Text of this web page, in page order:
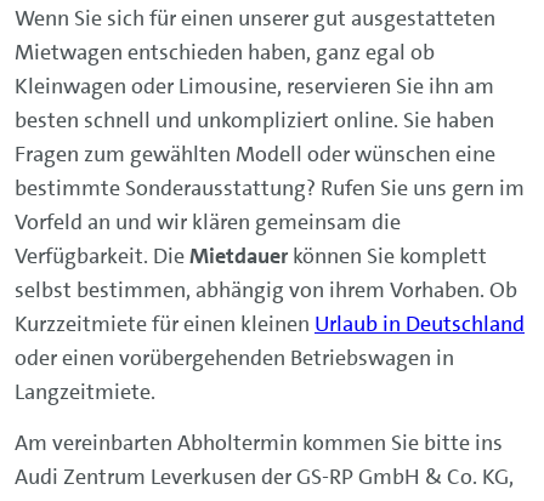
Wenn Sie sich für einen unserer gut ausgestatteten
Mietwagen entschieden haben, ganz egal ob
Kleinwagen oder Limousine, reservieren Sie ihn am
besten schnell und unkompliziert online. Sie haben
Fragen zum gewählten Modell oder wünschen eine
bestimmte Sonderausstattung? Rufen Sie uns gern im
Vorfeld an und wir klären gemeinsam die
Verfügbarkeit. DieMietdauer können Sie komplett
selbst bestimmen, abhängig von ihrem Vorhaben. Ob
Kurzzeitmiete für einen kleinen Urlaub in Deutschland
oder einen vorübergehenden Betriebswagen in
Langzeitmiete.
Am vereinbarten Abholtermin kommen Sie bitte ins
Audi Zentrum Leverkusen der GS-RP GmbH & Co. KG,